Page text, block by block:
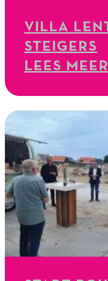
VILLA
STEIGERS
LEES MEER